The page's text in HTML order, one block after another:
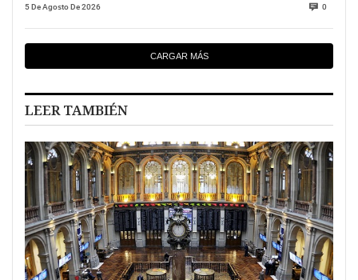
5 De Agosto De 2026 0
CARGAR MÁS
LEER TAMBIÉN